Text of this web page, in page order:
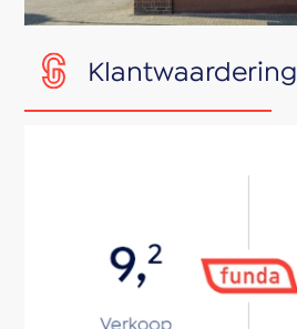
Klantwaardering